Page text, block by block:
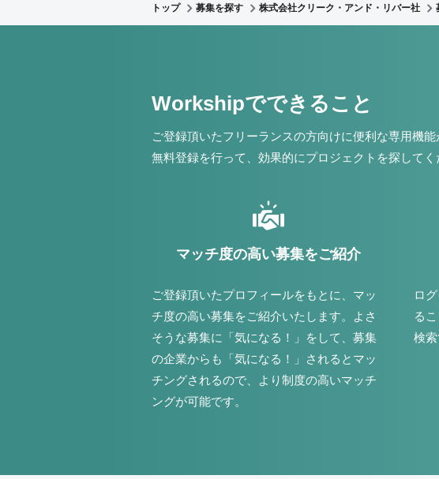
トップ 募集を探す 株式会社クリーク・アンド・リバー社
Workshipでできること
ご登録頂いたフリーランスの方向けに便利な専用機能
無料登録を行って、効果的にプロジェクトを探してく
マッチ度の高い募集をご紹介
ご登録頂いたプロフィールをもとに、マッ
チ度の高い募集をご紹介いたします。よさ
そうな募集に「気になる！」をして、募集
の企業からも「気になる！」されるとマッ
チングされるので、より制度の高いマッチ
ングが可能です。
ロ
る
検索